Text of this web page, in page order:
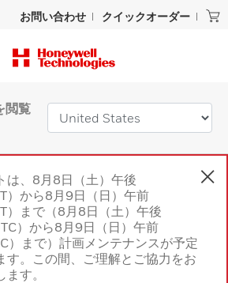
お問い合わせ クイックオーダー
閲覧
は、8月8日（土）午後
）から8月9日（日）午前
）まで（8月8日（土）午後
）から8月9日（日）午前
）まで）計画メンテナンスが予定
す。この間、ご理解とご協力をお
す。